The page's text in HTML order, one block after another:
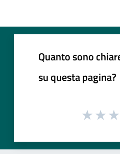
Quanto sono
su questa pagina?